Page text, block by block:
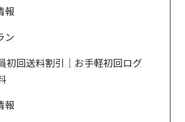
報
ン
初回送料割引｜お手軽初回ログ
報